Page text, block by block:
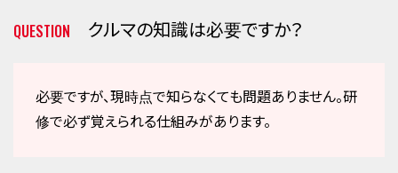
QUESTION クルマの知識は必要ですか？
必要ですが、現時点で知らなくても問題ありません。研
修で必ず覚えられる仕組みがあります。